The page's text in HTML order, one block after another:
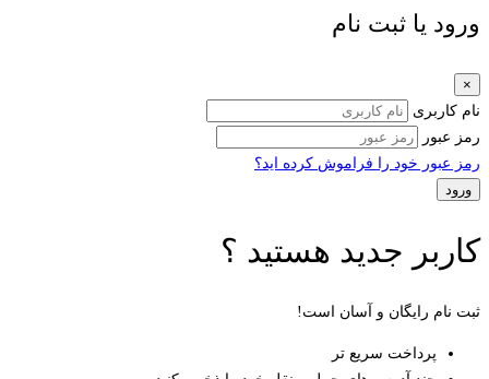
ورود یا ثبت نام
×
نام کاربری
رمز عبور
رمز عبور خود را فراموش کرده اید؟
کاربر جدید هستید ؟
ثبت نام رایگان و آسان است!
پرداخت سریع تر